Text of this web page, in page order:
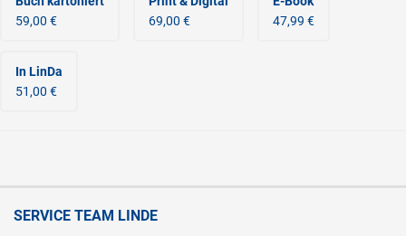
59,00 €
69,00 €
47,99 €
In LinDa
51,00 €
SERVICE TEAM LINDE